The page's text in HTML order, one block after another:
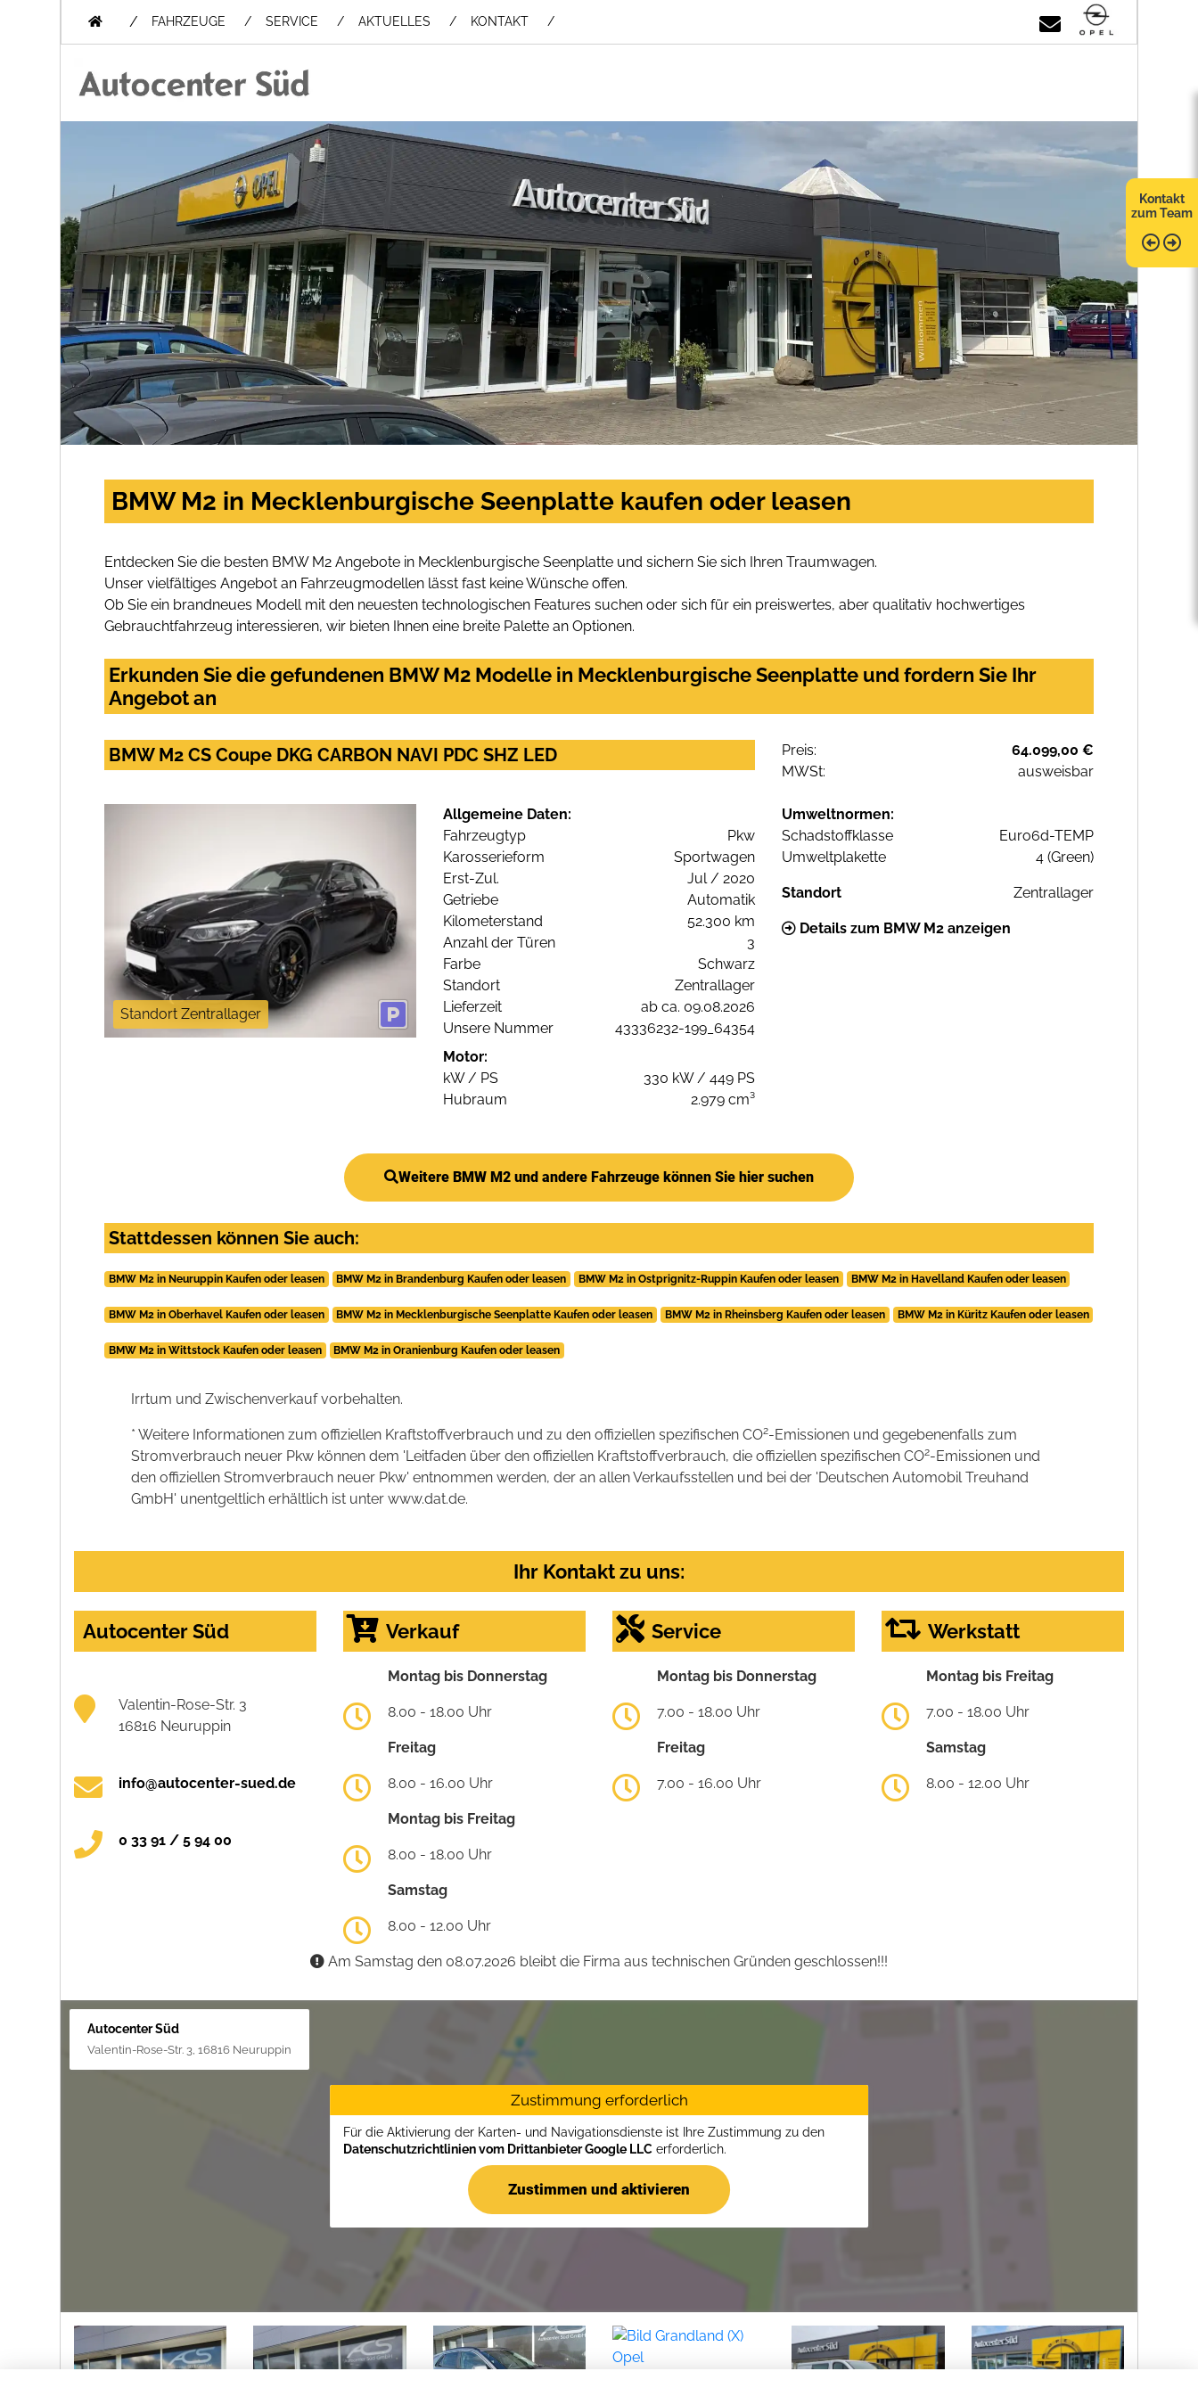
/ FAHRZEUGE SERVICE AKTUELLES KONTAKT
Kontakt
zum Team
BMW M2 in Mecklenburgische Seenplatte kaufen oder leasen
Entdecken Sie die besten BMW M2 Angebote in Mecklenburgische Seenplatte und sichern Sie sich Ihren Traumwagen.
Unser vielfältiges Angebot an Fahrzeugmodellen lässt fast keine Wünsche offen.
Ob Sie ein brandneues Modell mit den neuesten technologischen Features suchen oder sich für ein preiswertes, aber qualitativ hochwertiges
Gebrauchtfahrzeug interessieren, wir bieten Ihnen eine breite Palette an Optionen.
Erkunden Sie die gefundenen BMW M2 Modelle in Mecklenburgische Seenplatte und fordern Sie Ihr
Angebot an
BMW M2 CS Coupe DKG CARBON NAVI PDC SHZ LED Preis:
64.099,00 €
MWSt:
ausweisbar
Standort Zentrallager
Allgemeine Daten:
Fahrzeugtyp
Pkw
Karosserieform
Sportwagen
Erst-Zul.
Jul / 2020
Getriebe
Automatik
Kilometerstand
52.300 km
Anzahl der Türen
3
Farbe
Schwarz
Standort
Zentrallager
Lieferzeit
ab ca. 09.08.2026
Unsere Nummer
43336232-199_64354
Motor:
kW / PS
330 kW / 449 PS
Hubraum
2.979 cm³
Umweltnormen:
Schadstoffklasse
Euro6d-TEMP
Umweltplakette
4 (Green)
Standort Zentrallager
Details zum BMW M2 anzeigen
Weitere BMW M2 und andere Fahrzeuge können Sie hier suchen
Stattdessen können Sie auch:
BMW M2 in Neuruppin Kaufen oder leasen BMW M2 in Brandenburg Kaufen oder leasen BMW M2 in Ostprignitz-Ruppin Kaufen oder leasen BMW M2 in Havelland Kaufen oder leasen
BMW M2 in Oberhavel Kaufen oder leasen BMW M2 in Mecklenburgische Seenplatte Kaufen oder leasen BMW M2 in Rheinsberg Kaufen oder leasen BMW M2 in Küritz Kaufen oder leasen
BMW M2 in Wittstock Kaufen oder leasen BMW M2 in Oranienburg Kaufen oder leasen
Irrtum und Zwischenverkauf vorbehalten.
* Weitere Informationen zum offiziellen Kraftstoffverbrauch und zu den offiziellen spezifischen CO2-Emissionen und gegebenenfalls zum
Stromverbrauch neuer Pkw können dem 'Leitfaden über den offiziellen Kraftstoffverbrauch, die offiziellen spezifischen CO2-Emissionen und
den offiziellen Stromverbrauch neuer Pkw' entnommen werden, der an allen Verkaufsstellen und bei der 'Deutschen Automobil Treuhand
GmbH' unentgeltlich erhältlich ist unter www.dat.de.
Ihr Kontakt zu uns:
Autocenter Süd
Valentin-Rose-Str. 3
16816 Neuruppin
info@autocenter-sued.de
0 33 91 / 5 94 00
Verkauf
Montag bis Donnerstag
8.00 - 18.00 Uhr
Freitag
8.00 - 16.00 Uhr
Montag bis Freitag
8.00 - 18.00 Uhr
Samstag
8.00 - 12.00 Uhr
Service
Montag bis Donnerstag
7.00 - 18.00 Uhr
Freitag
7.00 - 16.00 Uhr
Werkstatt
Montag bis Freitag
7.00 - 18.00 Uhr
Samstag
8.00 - 12.00 Uhr
Am Samstag den 08.07.2026 bleibt die Firma aus technischen Gründen geschlossen!!!
Autocenter Süd
Valentin-Rose-Str. 3, 16816 Neuruppin
Zustimmung erforderlich
Für die Aktivierung der Karten- und Navigationsdienste ist Ihre Zustimmung zu den
Datenschutzrichtlinien vom Drittanbieter Google LLC erforderlich.
Zustimmen und aktivieren